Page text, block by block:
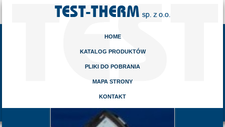
HOME
KATALOG PRODUKTÓW
PLIKI DO POBRANIA
MAPA STRONY
KONTAKT